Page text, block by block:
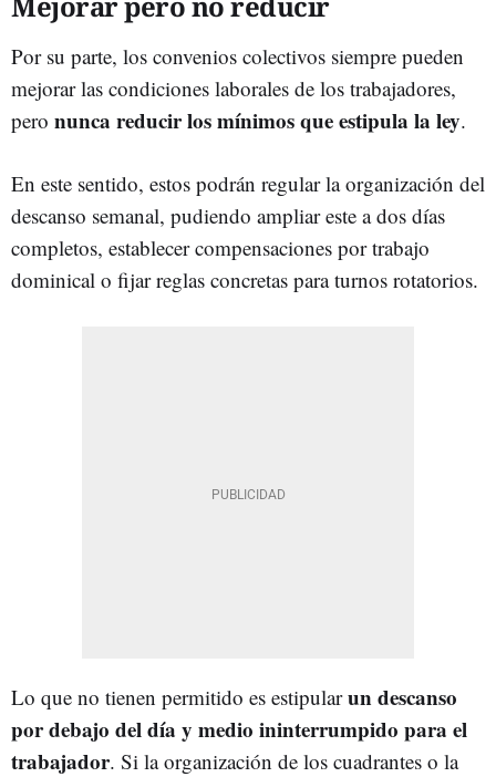
Por su parte, los convenios colectivos siempre pueden
mejorar las condiciones laborales de los trabajadores,
pero nunca reducir los mínimos que estipula la ley.
En este sentido, estos podrán regular la organización del
descanso semanal, pudiendo ampliar este a dos días
completos, establecer compensaciones por trabajo
dominical o fijar reglas concretas para turnos rotatorios.
Lo que no tienen permitido es estipularun descanso
por debajo del día y medio ininterrumpido para el
trabajador. Si la organización de los cuadrantes o la